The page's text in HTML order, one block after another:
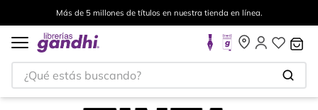
Envíos a todo el mundo, para más información da click
¿Qué estás buscando?